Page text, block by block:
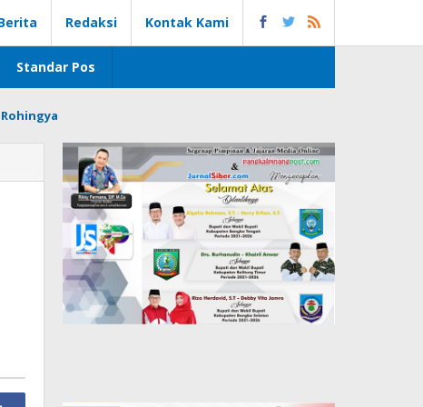
Redaksi Kontak Kami
Standar Pos
Rohingya